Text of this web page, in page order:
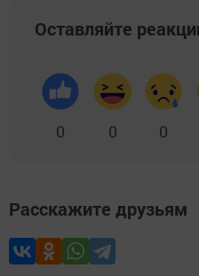
Оставляйте
0 0 0
Расскажите друзьям